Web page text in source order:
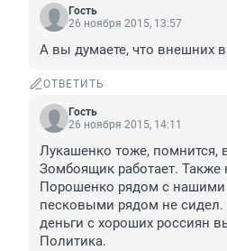
Гость
26 ноября 2015, 13:57
А вы думаете, что внешних
ОТВЕТИТЬ
Гость
26 ноября 2015, 14:11
Лукашенко тоже, помнится,
Зомбоящик работает.
Порошенко рядом с
песковыми рядом не
деньги с хороших россиян
Политика.